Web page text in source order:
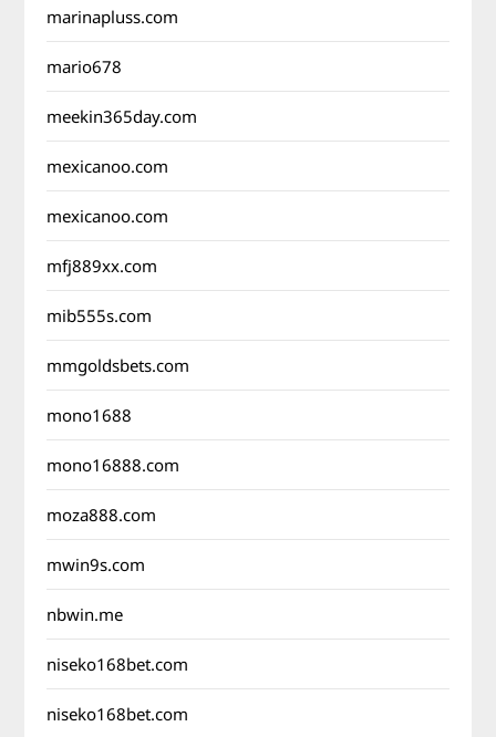
marinapluss.com
mario678
meekin365day.com
mexicanoo.com
mexicanoo.com
mfj889xx.com
mib555s.com
mmgoldsbets.com
mono1688
mono16888.com
moza888.com
mwin9s.com
nbwin.me
niseko168bet.com
niseko168bet.com